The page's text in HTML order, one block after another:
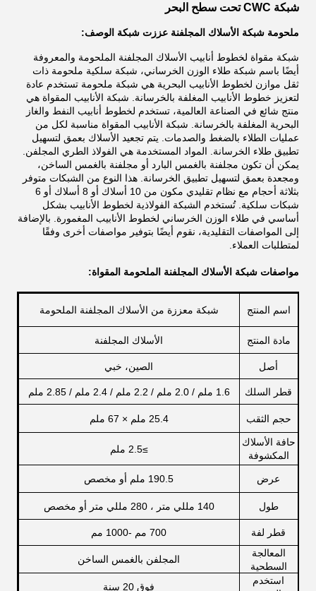
شبكة CWC تحت سطح البحر
ملحومة شبكة الأسلاك المجلفنة عززت شبكة الوصف:
شبكة مقواة لخطوط أنابيب الأسلاك المجلفنة الملحومة والمعروفة
أيضًا باسم شبكة طلاء الوزن الخرساني، شبكة سلكية ملحومة ذات
ثقل موازن لخطوط الأنابيب البحرية هي شبكة ملحومة تستخدم عادة
لتعزيز خطوط الأنابيب المغلفة بالخرسانة. شبكة الأنابيب المقواة هي
منتج شائع في الصناعة العالمية، تستخدم لخطوط أنابيب النفط والغاز
البحرية المغلفة بالخرسانة. شبكة الأنابيب المقواة مناسبة لكل من
عمليات الطلاء بالضغط والصدمات. يتم تجعيد الأسلاك بعمق لتسهيل
تطبيق طلاء الخرسانة. المواد المستخدمة هي الفولاذ الطري المجلفن.
يمكن أن تكون مجلفنة بالغمس البارد أو مجلفنة بالغمس الساخن،
ومجعدة بعمق لتسهيل تطبيق الخرسانة. هذا النوع من الشبكات متوفر
بثلاثة أحجام مع نظام تقليدي مكون من 10 أسلاك أو 8 أسلاك أو 6
شبكات سلكية. تُستخدم الشبكة الفولاذية لخطوط الأنابيب بشكل
أساسي في طلاء الوزن الخرساني لخطوط الأنابيب المغمورة. بالإضافة
إلى المواصفات التقليدية، نقوم أيضًا بتوفير مواصفات أخرى وفقًا
لمتطلبات العملاء.
مواصفات شبكة الأسلاك المجلفنة الملحومة المقواة:
اسم المنتج شبكة معززة من الأسلاك المجلفنة الملحومة
مادة المنتج الأسلاك المجلفنة
أصل الصين، خبي
قطر السلك 1.6 ملم / 2.0 ملم / 2.2 ملم / 2.4 ملم / 2.85 ملم
حجم الثقب 25.4 ملم × 67 ملم
حافة الأسلاك
المكشوفة
≥2.5 ملم
عرض 190.5 ملم أو مخصص
طول 140 مللي متر ، 280 مللي متر أو مخصص
قطر لفة
700 مم -1000 مم
المعالجة
السطحية
المجلفن بالغمس الساخن
استخدم
فوق 20 سنة